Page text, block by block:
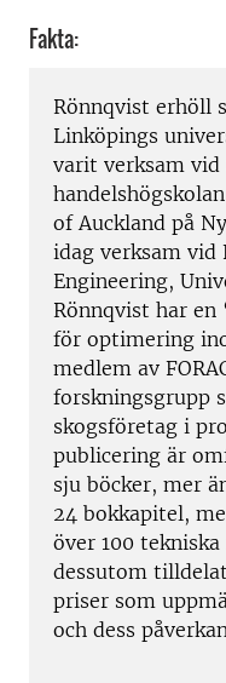
Fakta:
Rönnqvist erhöll
Linköpings
varit verksam vid
of Auckland på
idag verksam vid
Engineering,
Rönnqvist har en
för optimering
medlem av
forskningsgrupp
skogsföretag i
publicering är
sju böcker, mer
24 bokkapitel,
över 100
dessutom
priser som
och dess